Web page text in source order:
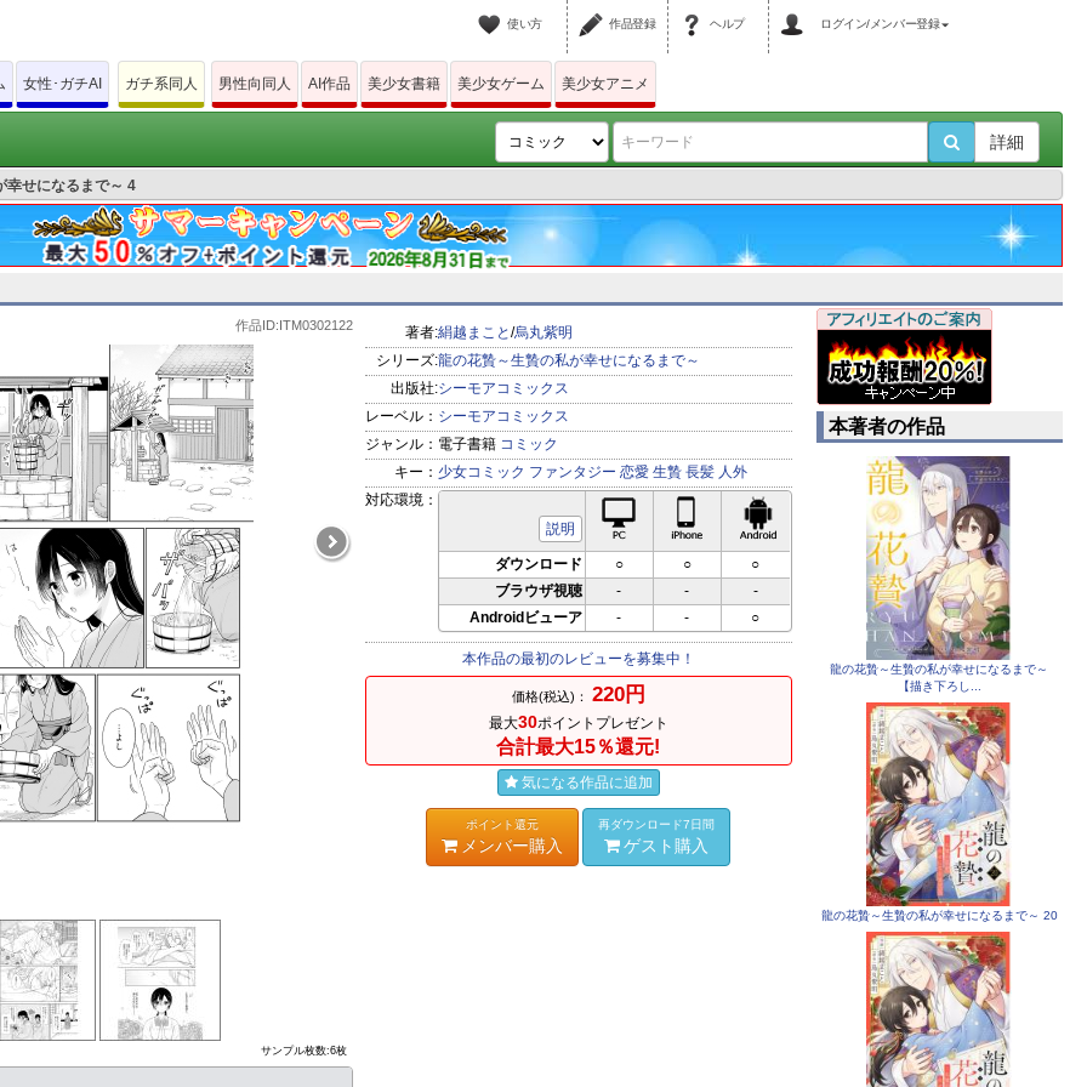
使い方 作品登録 ヘルプ ログイン/メンバー登録
女性･ガチAI ガチ系同人 男性向同人 AI作品 美少女書籍 美少女ゲーム 美少女アニメ
詳細
幸せになるまで～ 4
作品ID:ITM0302122
サンプル枚数:6枚
著者:絹越まこと /烏丸紫明
シリーズ:龍の花贄～生贄の私が幸せになるまで～
出版社:シーモアコミックス
レーベル： シーモアコミックス
ジャンル： 電子書籍 コミック
キー： 少女コミック ファンタジー 恋愛 生贄 長髪 人外
対応環境：
説明
PC対応 iPhone対応
ダウンロード ○ ○
○
ブラウザ視聴
- -
-
Androidビューア
- - ○
本作品の最初のレビューを募集中！
価格(税込)： 220円
最大30ポイントプレゼント
合計最大15％還元!
気になる作品に追加
ポイント還元
メンバー購入
再ダウンロード7日間
ゲスト購入
本著者の作品
龍の花贄～生贄の私が幸せになるまで～
【描き下ろし...
龍の花贄～生贄の私が幸せになるまで～ 20